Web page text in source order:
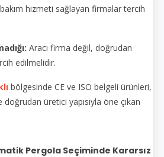
hizmeti sağlayan firmalar tercih
Aracı firma değil, doğrudan
edilmelidir.
bölgesinde CE ve ISO belgeli ürünleri,
üretici yapısıyla öne çıkan
Pergola Seçiminde Kararsız